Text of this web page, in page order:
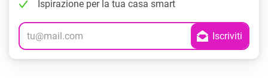
Ispirazione per la tua casa smart